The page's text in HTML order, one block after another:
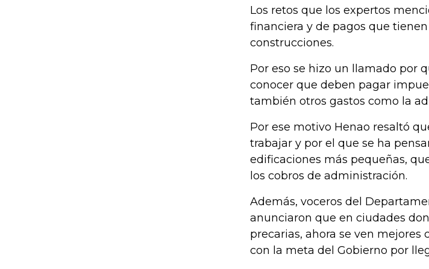
Los retos que los expertos
financiera y de pagos que
construcciones.
Por eso se hizo un llamado por
conocer que deben pagar
también otros gastos como la
Por ese motivo Henao resaltó
trabajar y por el que se ha
edificaciones más pequeñas,
los cobros de administración.
Además, voceros del
anunciaron que en ciudades
precarias, ahora se ven mejores
con la meta del Gobierno por